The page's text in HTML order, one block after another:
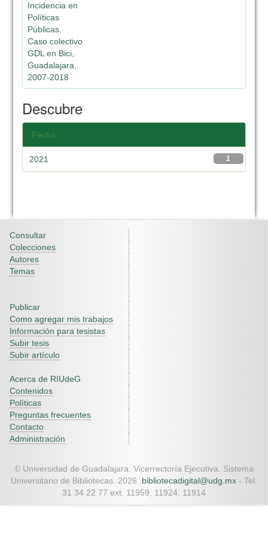
Incidencia en
Políticas
Públicas.
Caso colectivo
GDL en Bici,
Guadalajara,
2007-2018
Descubre
Fecha
1
2021
Consultar
Colecciones
Autores
Temas
Publicar
Como agregar mis trabajos
Información para tesistas
Subir tesis
Subir artículo
Acerca de RIUdeG
Contenidos
Políticas
Preguntas frecuentes
Contacto
Administración
© Universidad de Guadalajara. Vicerrectoría Ejecutiva. Sistema
Universitario de Bibliotecas. 2026. bibliotecadigital@udg.mx - Tel.
31 34 22 77 ext. 11959, 11924, 11914